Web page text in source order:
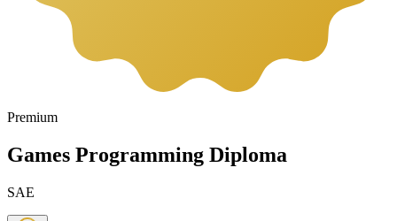
Premium
Games Programming Diploma
SAE